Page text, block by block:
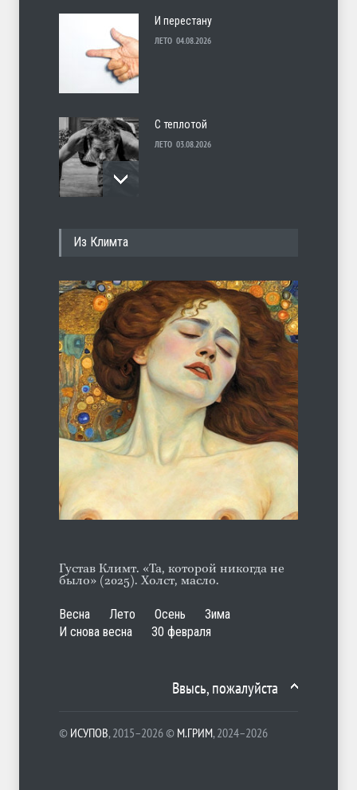
И перестану
ЛЕТО 04.08.2026
С теплотой
ЛЕТО 03.08.2026
Ob la di
ЛЕТО 30.07.2026
Отсюда
ЛЕТО 06.08.2026
Из Климта
Густав Климт. «Та, которой никогда не
было» (2025). Холст, масло.
Весна Лето Осень
Зима
И снова весна
30 февраля
Ввысь, пожалуйста
© ИСУПОВ, 2015–2026 © М.ГРИМ, 2024–2026